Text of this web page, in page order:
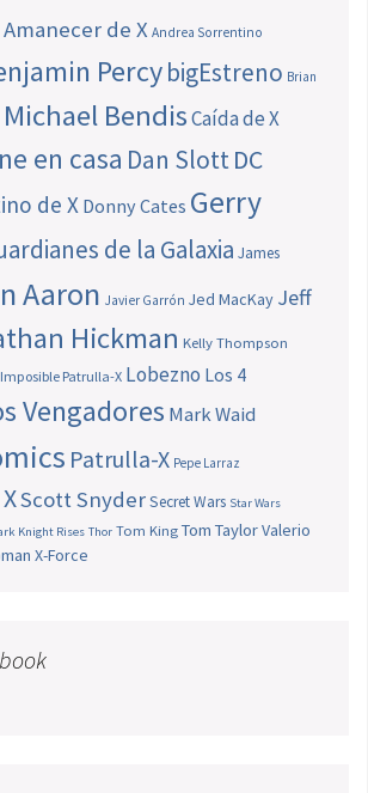
Amanecer de X Andrea Sorrentino
PercybigEstreno Brian
BendisCaída de X
en casa Dan SlottDC
de X Donny Cates Gerry
de la Galaxia James
Aaron Javier Garrón Jed MacKay Jeff
Hickman Kelly Thompson
Patrulla-X Lobezno Los 4
Vengadores Mark Waid
Patrulla-X Pepe Larraz
Scott SnyderSecret Wars Star Wars
Knight Rises Thor Tom King Tom TaylorValerio
X-Force